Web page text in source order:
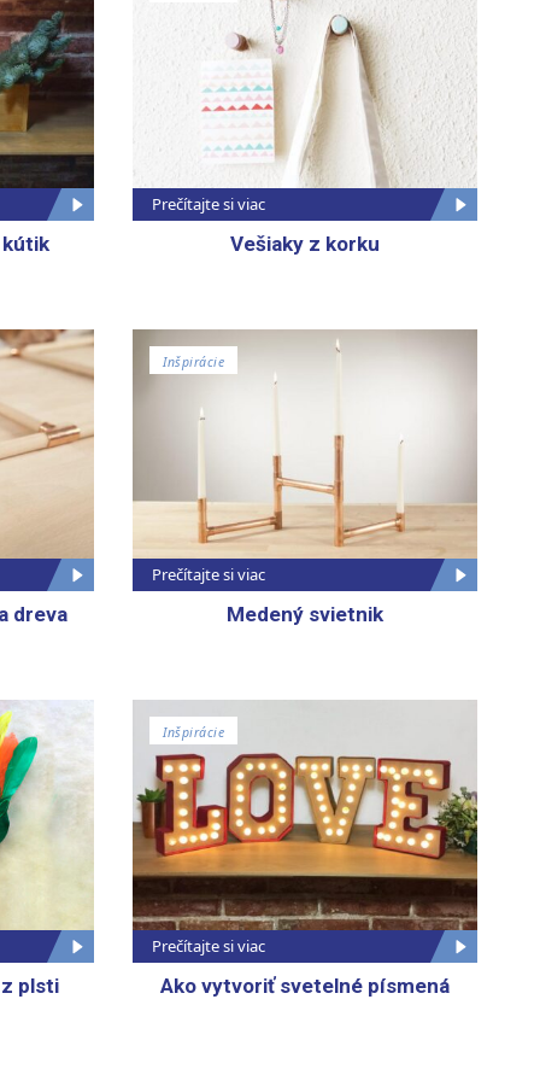
Prečítajte si viac
Vešiaky z korku
dreva
Inšpirácie
Prečítajte si viac
Medený svietnik
plsti
Inšpirácie
Prečítajte si viac
Ako vytvoriť svetelné písmená